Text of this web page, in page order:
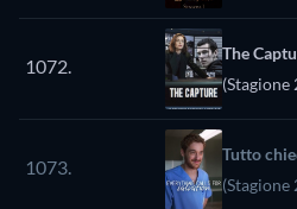
1072.
The
(Stagione
1073.
Tutto
(Stagione